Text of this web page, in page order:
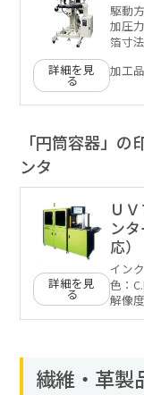
詳細を見
る
駆動
加圧
箔寸
加工
「円筒容器」
ンタ
詳細を見
る
Ｕ
ン
応）
イン
色：
解像
繊維・革製